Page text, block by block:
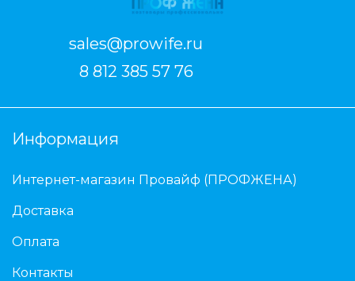
sales@prowife.ru
8 812 385 57 76
Информация
Интернет-магазин Провайф (ПРОФЖЕНА)
Доставка
Оплата
Контакты